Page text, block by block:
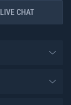
LIVE CHAT